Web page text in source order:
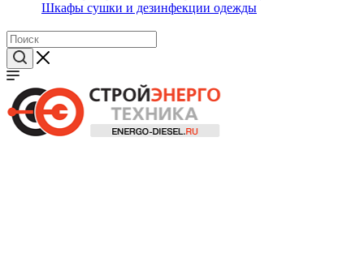
Шкафы сушки и дезинфекции одежды